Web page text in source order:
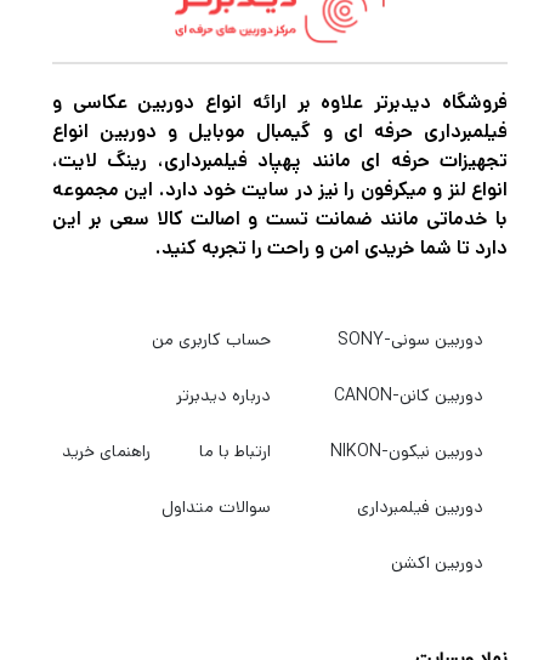
،گیمبال موبایل و هر نوع تجهیزات آتلیه را با
بهترین کیفیت و قیمت خریداری کنید بهدیدبرتر
سربزنید.
فروشگاه دیدبرتر علاوه بر ارائه انواع دوربین عکاسی و
فیلمبرداری حرفه ای و گیمبال موبایل و دوربین انواع
تجهیزات حرفه ای مانند پهپاد فیلمبرداری، رینگ لایت،
انواع لنز و میکرفون را نیز در سایت خود دارد. این مجموعه
با خدماتی مانند ضمانت تست و اصالت کالا سعی بر این
دارد تا شما خریدی امن و راحت را تجربه کنید.
دوربین سونی-SONY
دوربین کانن-CANON
دوربین نیکون-NIKON
دوربین فیلمبرداری
دوربین اکشن
حساب کاربری من
درباره دیدبرتر
ارتباط با ما راهنمای خرید
سوالات متداول